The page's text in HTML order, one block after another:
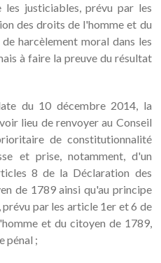
justiciables, prévu par les
des droits de l'homme et du
harcèlement moral dans les
à faire la preuve du résultat
du 10 décembre 2014, la
lieu de renvoyer au Conseil
de constitutionnalité
et prise, notamment, d'un
8 de la Déclaration des
de 1789 ainsi qu'au principe
par les article 1er et 6 de
et du citoyen de 1789,
pénal ;